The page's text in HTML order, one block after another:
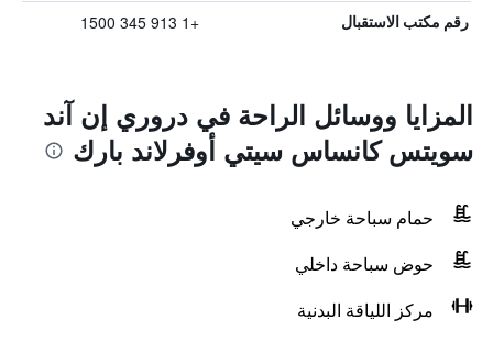
رقم مكتب الاستقبال +1 913 345 1500
المزايا ووسائل الراحة في دروري إن آند
سويتس كانساس سيتي أوفرلاند بارك
حمام سباحة خارجي
حوض سباحة داخلي
مركز اللياقة البدنية